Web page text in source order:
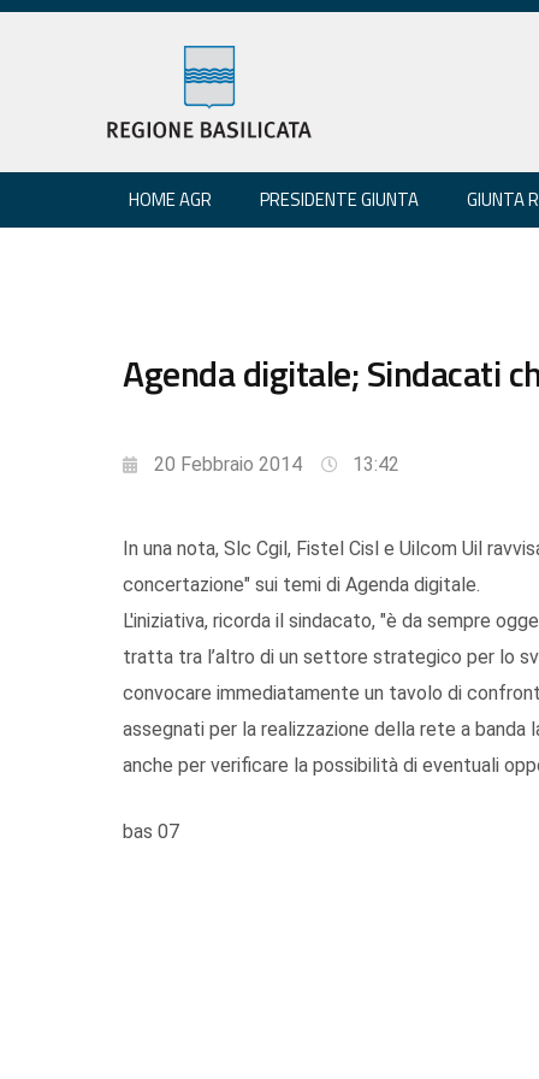
HOME AGR PRESIDENTE GIUNTA GIUNTA
Agenda digitale; Sindacati
20 Febbraio 2014 13:42
In una nota, Slc Cgil, Fistel Cisl e Uilcom Uil
concertazione" sui temi di Agenda digitale.
L'iniziativa, ricorda il sindacato, "è da sempre
tratta tra l’altro di un settore strategico per lo
convocare immediatamente un tavolo di
assegnati per la realizzazione della rete a banda
anche per verificare la possibilità di eventuali
bas 07